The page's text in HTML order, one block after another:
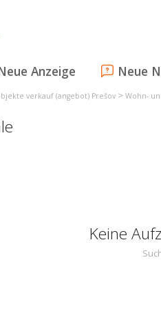
Anzeige Neue
verkauf (angebot) Prešov > Wohn-
Keine